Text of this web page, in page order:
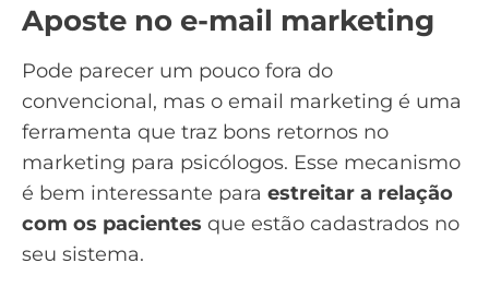
Aposte no e-mail marketing
Pode parecer um pouco fora do
convencional, mas o email marketing é uma
ferramenta que traz bons retornos no
marketing para psicólogos. Esse mecanismo
é bem interessante para estreitar a relação
com os pacientes que estão cadastrados no
seu sistema.